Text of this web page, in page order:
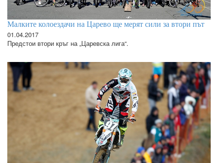
Малките колоездачи на Царево ще мерят сили за втори път
01.04.2017
Предстои втори кръг на „Царевска лига“.